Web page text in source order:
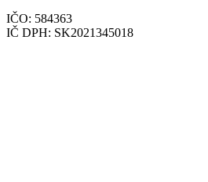
IČO: 584363
IČ DPH: SK2021345018